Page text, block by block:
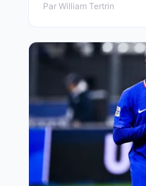
Par William Tertrin